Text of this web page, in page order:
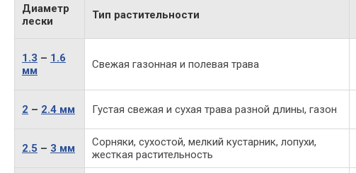
Диаметр
лески
Тип растительности
1.3 – 1.6
мм
Свежая газонная и полевая трава
2 – 2.4 мм Густая свежая и сухая трава разной длины, газон
2.5 – 3 мм
Сорняки, сухостой, мелкий кустарник, лопухи,
жесткая растительность